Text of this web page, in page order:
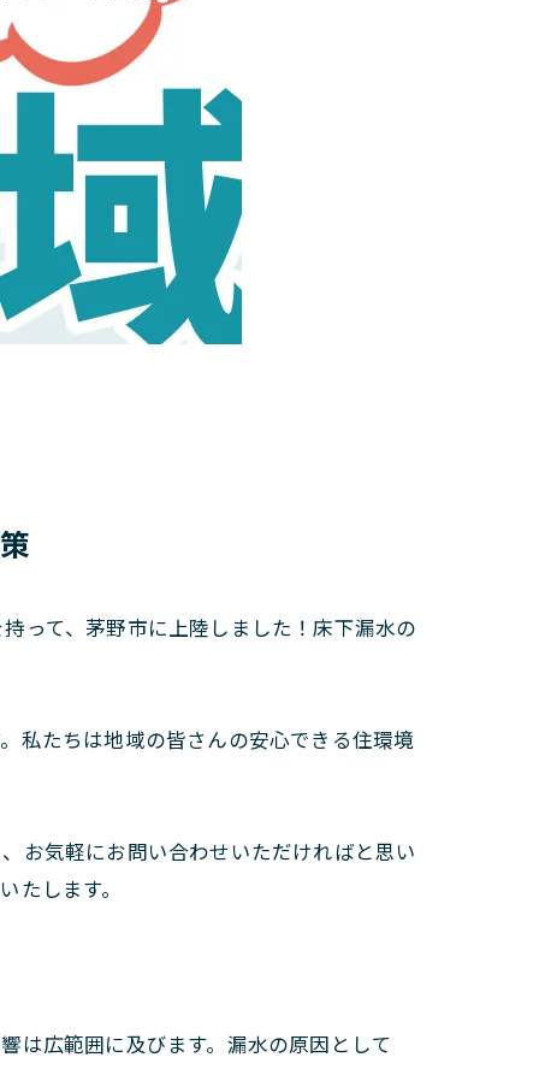
って、茅野市に上陸しました！床下漏水の
私たちは地域の皆さんの安心できる住環境
お気軽にお問い合わせいただければと思い
します。
は広範囲に及びます。漏水の原因として